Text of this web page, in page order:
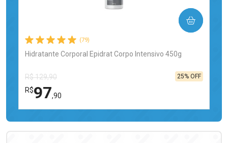
(79)
Hidratante Corporal Epidrat Corpo Intensivo 450g
R$ 129,90
R$97,90
25% OFF
COMPRAR
FECHAR
FECHAR